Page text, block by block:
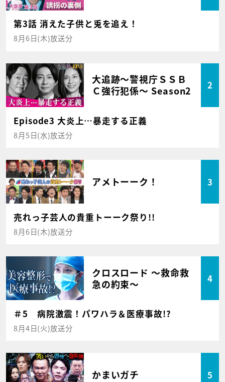
第3話 消えた子供と兎を追え！
8月6日(木)放送分
大追跡～警視庁ＳＳＢ
Ｃ強行犯係～ Season2
2
Episode3 大炎上…暴走する正義
8月5日(水)放送分
アメトーーク！ 3
売れっ子芸人の貴重トーーク祭り!!
8月6日(木)放送分
クロスロード ～救命救
急の約束～
4
＃5 病院激震！パワハラ＆医療事故!?
8月4日(火)放送分
かまいガチ 5